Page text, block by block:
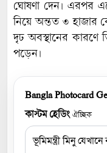
ঘোষণা দেন। এরপর
নিয়ে অন্তত ৩ হাজার
দৃঢ অবস্থানের কারণে
পড়েন।
Bangla Photocard
কাস্টম হেডিংঐচ্ছিক